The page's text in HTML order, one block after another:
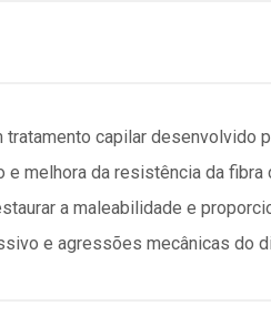
tratamento capilar
melhora da resistência da fibra
a maleabilidade e
e agressões mecânicas do